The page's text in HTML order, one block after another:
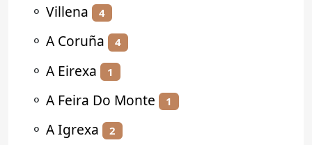
⚬ Villena 4
⚬ A Coruña 4
⚬ A Eirexa 1
⚬ A Feira Do Monte 1
⚬ A Igrexa 2